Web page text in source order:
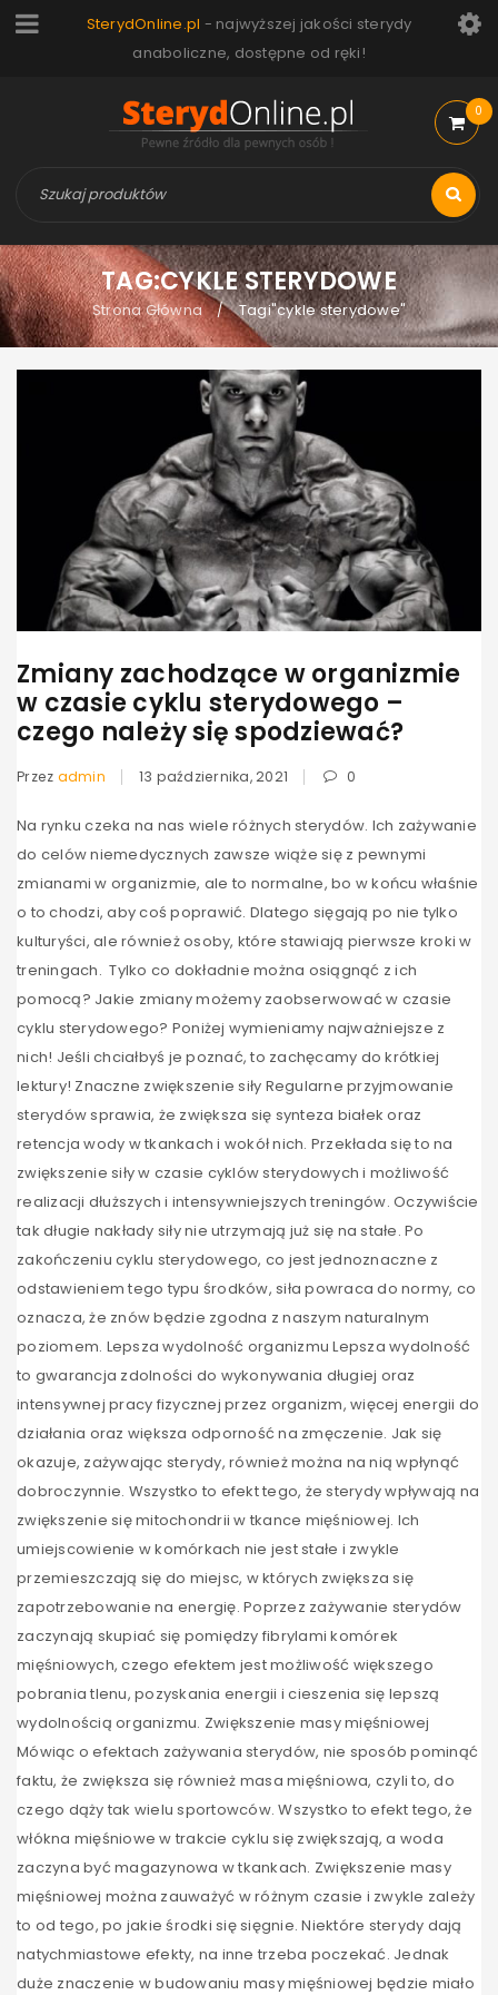
SterydOnline.pl - najwyższej jakości sterydy
anaboliczne, dostępne od ręki!
0
TAG:CYKLE STERYDOWE
Strona Główna / Tagi"cykle sterydowe"
Zmiany zachodzące w organizmie
w czasie cyklu sterydowego –
czego należy się spodziewać?
Przez admin 13 października, 2021 0
Na rynku czeka na nas wiele różnych sterydów. Ich zażywanie
do celów niemedycznych zawsze wiąże się z pewnymi
zmianami w organizmie, ale to normalne, bo w końcu właśnie
o to chodzi, aby coś poprawić. Dlatego sięgają po nie tylko
kulturyści, ale również osoby, które stawiają pierwsze kroki w
treningach. Tylko co dokładnie można osiągnąć z ich
pomocą? Jakie zmiany możemy zaobserwować w czasie
cyklu sterydowego? Poniżej wymieniamy najważniejsze z
nich! Jeśli chciałbyś je poznać, to zachęcamy do krótkiej
lektury! Znaczne zwiększenie siły Regularne przyjmowanie
sterydów sprawia, że zwiększa się synteza białek oraz
retencja wody w tkankach i wokół nich. Przekłada się to na
zwiększenie siły w czasie cyklów sterydowych i możliwość
realizacji dłuższych i intensywniejszych treningów. Oczywiście
tak długie nakłady siły nie utrzymają już się na stałe. Po
zakończeniu cyklu sterydowego, co jest jednoznaczne z
odstawieniem tego typu środków, siła powraca do normy, co
oznacza, że znów będzie zgodna z naszym naturalnym
poziomem. Lepsza wydolność organizmu Lepsza wydolność
to gwarancja zdolności do wykonywania długiej oraz
intensywnej pracy fizycznej przez organizm, więcej energii do
działania oraz większa odporność na zmęczenie. Jak się
okazuje, zażywając sterydy, również można na nią wpłynąć
dobroczynnie. Wszystko to efekt tego, że sterydy wpływają na
zwiększenie się mitochondrii w tkance mięśniowej. Ich
umiejscowienie w komórkach nie jest stałe i zwykle
przemieszczają się do miejsc, w których zwiększa się
zapotrzebowanie na energię. Poprzez zażywanie sterydów
zaczynają skupiać się pomiędzy fibrylami komórek
mięśniowych, czego efektem jest możliwość większego
pobrania tlenu, pozyskania energii i cieszenia się lepszą
wydolnością organizmu. Zwiększenie masy mięśniowej
Mówiąc o efektach zażywania sterydów, nie sposób pominąć
faktu, że zwiększa się również masa mięśniowa, czyli to, do
czego dąży tak wielu sportowców. Wszystko to efekt tego, że
włókna mięśniowe w trakcie cyklu się zwiększają, a woda
zaczyna być magazynowa w tkankach. Zwiększenie masy
mięśniowej można zauważyć w różnym czasie i zwykle zależy
to od tego, po jakie środki się sięgnie. Niektóre sterydy dają
natychmiastowe efekty, na inne trzeba poczekać. Jednak
duże znaczenie w budowaniu masy mięśniowej będzie miało